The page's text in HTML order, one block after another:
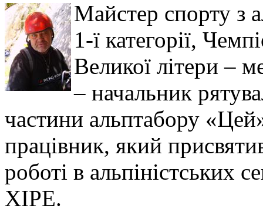
Майстер спорту з
1-ї категорії,
Великої літери –
– начальник
частини альптабору
працівник, який
роботі в
ХІРЕ.